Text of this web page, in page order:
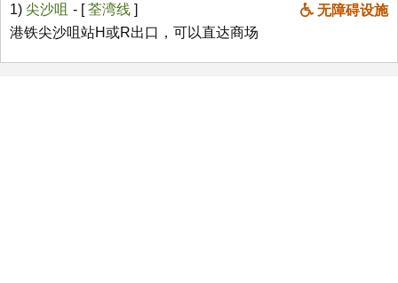
1) 尖沙咀 无障碍设施
- [荃湾线 ]
港铁尖沙咀站H或R出口，可以直达商场